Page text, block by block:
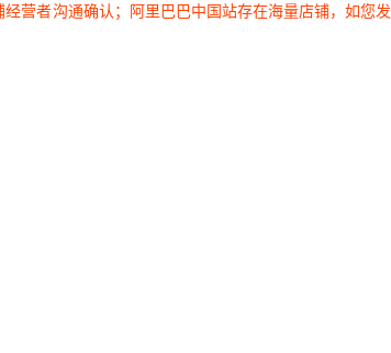
营者沟通确认；阿里巴巴中国站存在海量店铺，如您